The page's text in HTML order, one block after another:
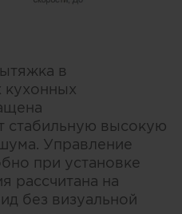
в
кухонных
стабильную высокую
Управление
при установке
рассчитана на
без визуальной